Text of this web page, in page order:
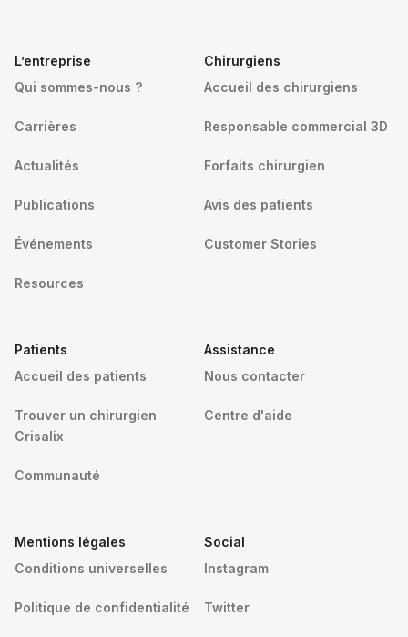
L’entreprise
Qui sommes-nous ?
Carrières
Actualités
Publications
Événements
Resources
Chirurgiens
Accueil des chirurgiens
Responsable commercial 3D
Forfaits chirurgien
Avis des patients
Customer Stories
Patients
Accueil des patients
Trouver un chirurgien
Crisalix
Communauté
Assistance
Nous contacter
Centre d'aide
Mentions légales
Conditions universelles
Politique de confidentialité
Social
Instagram
Twitter